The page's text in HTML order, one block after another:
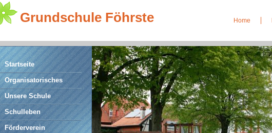
Grundschule Föhrste Home
Startseite
Organisatorisches
Unsere Schule
Schulleben
Förderverein